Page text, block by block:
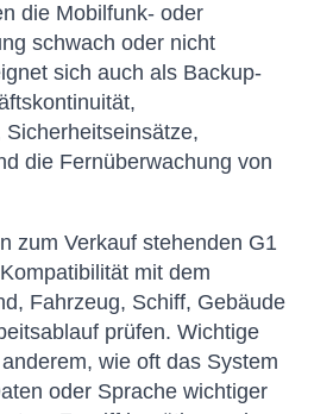
die Mobilfunk- oder
schwach oder nicht
sich auch als Backup-
die Fernüberwachung von
zum Verkauf stehenden G1
mit dem
Fahrzeug, Schiff, Gebäude
prüfen. Wichtige
wie oft das System
oder Sprache wichtiger